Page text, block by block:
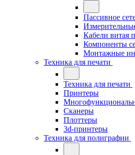
Пассивное
Кабели витая
Компоненты
Монтажные
Техника для печати
Техника для печати
Принтеры
Сканеры
Плоттеры
3d-принтеры
Техника для полиграфии